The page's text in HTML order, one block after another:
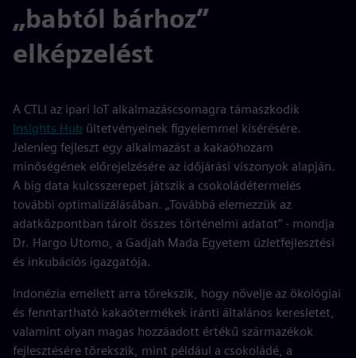
„babtól bárhoz”
elképzelést
A CTLI az ipari IoT alkalmazáscsomagra támaszkodik
Insights Hub ültetvényeinek figyelemmel kísérésére.
Jelenleg fejleszt egy alkalmazást a kakaóhozam
minőségének előrejelzésére az időjárási viszonyok alapján.
A big data kulcsszerepet játszik a csokoládétermelés
további optimalizálásában. „Továbbá elemezzük az
adatközpontban tárolt összes történelmi adatot” - mondja
Dr. Hargo Utomo, a Gadjah Mada Egyetem üzletfejlesztési
és inkubációs igazgatója.
Indonézia emellett arra törekszik, hogy növelje az ökológiai
és fenntartható kakaótermékek iránti általános keresletet,
valamint olyan magas hozzáadott értékű származékok
fejlesztésére törekszik, mint például a csokoládé, a